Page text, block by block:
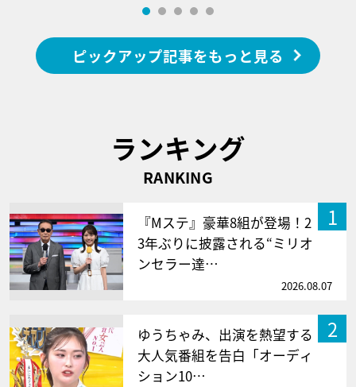
ピックアップ記事をもっと見る
ランキング
RANKING
1
『Mステ』豪華8組が登場！2
3年ぶりに披露される“ミリオ
ンセラー達…
2026.08.07
2
ゆうちゃみ、出演を熱望する
大人気番組を告白「オーディ
ション10…